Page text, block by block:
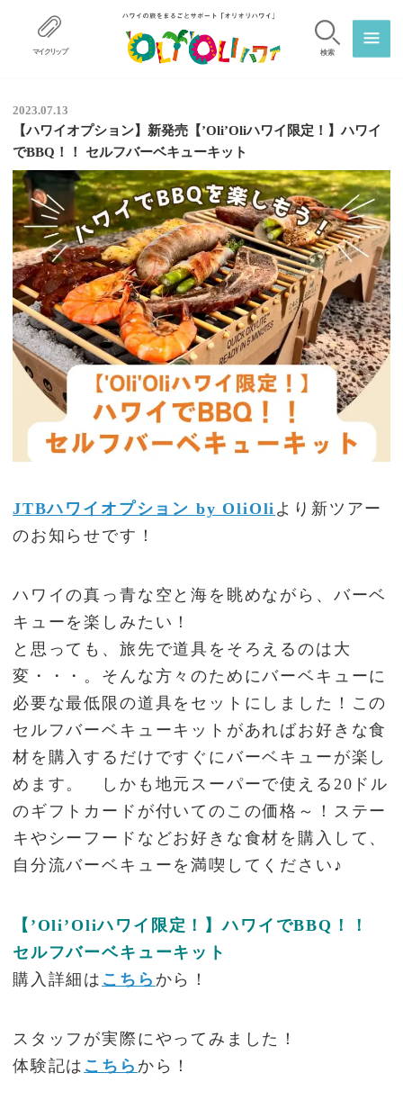
マイクリップ 検索
2023.07.13
【ハワイオプション】新発売【’Oli’Oliハワイ限定！】ハワイ
でBBQ！！ セルフバーベキューキット
JTBハワイオプション by OliOli より新ツアー
のお知らせです！
ハワイの真っ青な空と海を眺めながら、バーベ
キューを楽しみたい！
と思っても、旅先で道具をそろえるのは大
変・・・。そんな方々のためにバーベキューに
必要な最低限の道具をセットにしました！この
セルフバーベキューキットがあればお好きな食
材を購入するだけですぐにバーベキューが楽し
めます。 しかも地元スーパーで使える20ドル
のギフトカードが付いてのこの価格～！ステー
キやシーフードなどお好きな食材を購入して、
自分流バーベキューを満喫してください♪
【’Oli’Oliハワイ限定！】ハワイでBBQ！！
セルフバーベキューキット
購入詳細は こちら から！
スタッフが実際にやってみました！
体験記は こちら から！